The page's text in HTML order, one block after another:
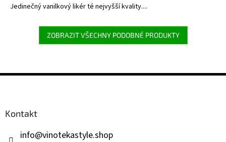
Jedinečný vanilkový likér té nejvyšší kvality....
ZOBRAZIT VŠECHNY PODOBNÉ PRODUKTY
Z
Kontakt
info@vinotekastyle.shop